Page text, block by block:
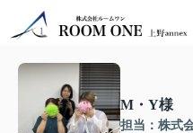
M・Y様
担当：株式